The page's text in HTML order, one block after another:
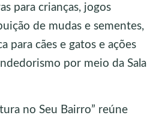
para crianças, jogos
de mudas e sementes,
para cães e gatos e ações
por meio da Sala
no Seu Bairro” reúne